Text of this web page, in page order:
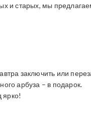
и старых, мы
заключить или
арбуза – в подарок.
ярко!